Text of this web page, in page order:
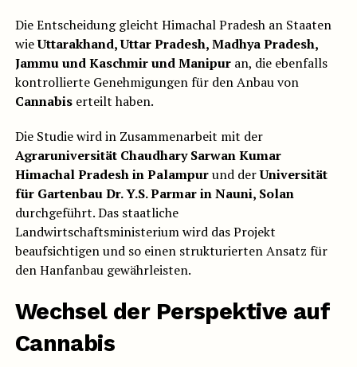
Die Entscheidung gleicht Himachal Pradesh an Staaten
wieUttarakhand, Uttar Pradesh, Madhya Pradesh,
Jammu und Kaschmir und Manipuran, die ebenfalls
kontrollierte Genehmigungen für den Anbau von
Cannabiserteilt haben.
Die Studie wird in Zusammenarbeit mit der
Agraruniversität Chaudhary Sarwan Kumar
Himachal Pradesh in Palampurund derUniversität
für Gartenbau Dr. Y.S. Parmar in Nauni, Solan
durchgeführt. Das staatliche
Landwirtschaftsministerium wird das Projekt
beaufsichtigen und so einen strukturierten Ansatz für
den Hanfanbau gewährleisten.
Wechsel der Perspektive auf
Cannabis